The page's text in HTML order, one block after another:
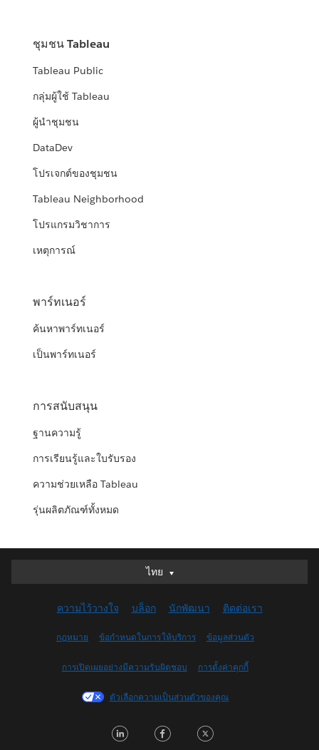
ชุมชน Tableau
Tableau Public
กลุ่มผู้ใช้ Tableau
ผู้นำชุมชน
DataDev
โปรเจกต์ของชุมชน
Tableau Neighborhood
โปรแกรมวิชาการ
เหตุการณ์
พาร์ทเนอร์
ค้นหาพาร์ทเนอร์
เป็นพาร์ทเนอร์
การสนับสนุน
ฐานความรู้
การเรียนรู้และใบรับรอง
ความช่วยเหลือ Tableau
รุ่นผลิตภัณฑ์ทั้งหมด
ไทย
ไทย
English (UK)
English (US)
Français (Canada)
Français (France)
日本語
ความไว้วางใจ บล็อก นักพัฒนา ติดต่อเรา
กฎหมาย ข้อกำหนดในการให้บริการ ข้อมูลส่วนตัว
การเปิดเผยอย่างมีความรับผิดชอบ การตั้งค่าคุกกี้
ตัวเลือกความเป็นส่วนตัวของคุณ
LinkedInFacebook